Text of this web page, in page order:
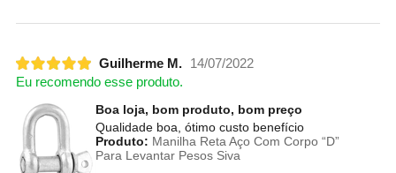
Guilherme M.
14/07/2022
Eu recomendo esse produto.
Boa loja, bom produto, bom preço
Qualidade boa, ótimo custo benefício
Produto: Manilha Reta Aço Com Corpo “D”
Para Levantar Pesos Siva